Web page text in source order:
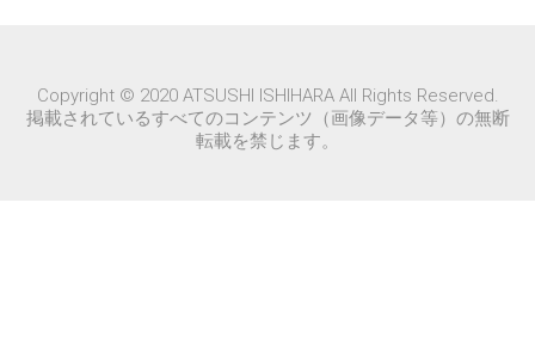
Copyright © 2020 ATSUSHI ISHIHARA All Rights Reserved.
掲載されているすべてのコンテンツ（画像データ等）の無断
転載を禁じます。